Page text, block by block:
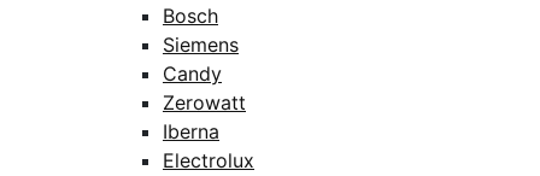
Bosch
Siemens
Candy
Zerowatt
Iberna
Electrolux